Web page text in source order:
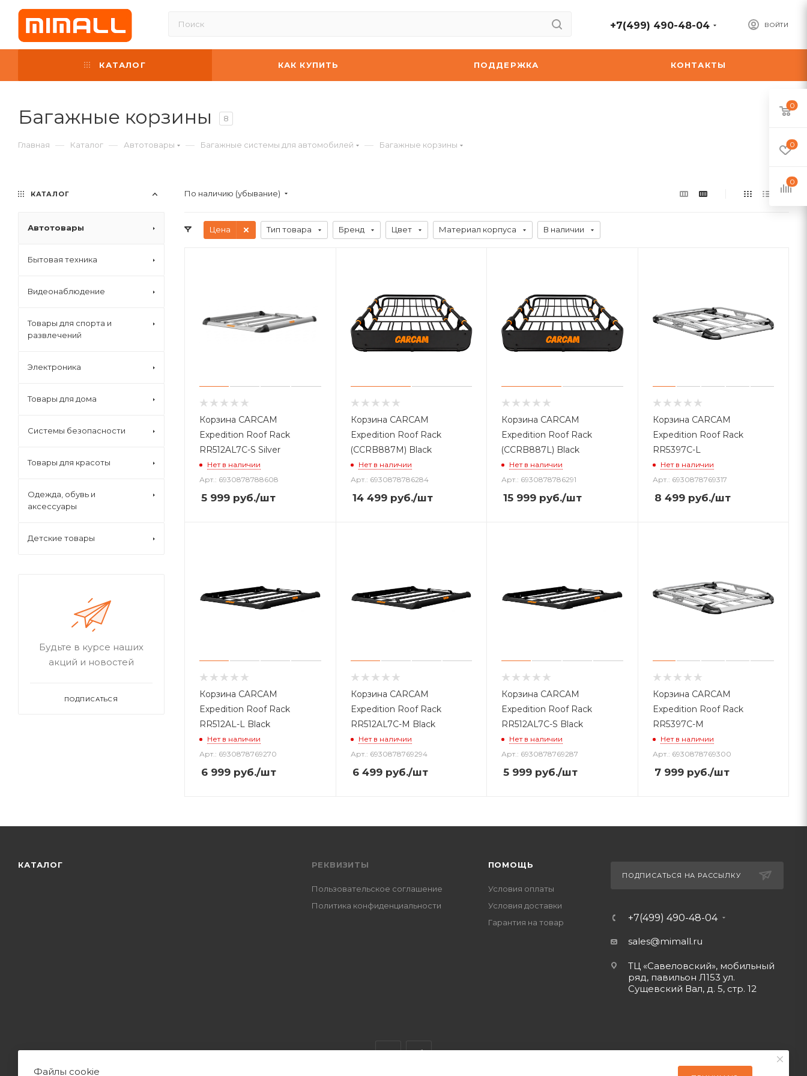
ВОЙТИ
+7(499) 490-48-04
КАТАЛОГ КАК КУПИТЬ ПОДДЕРЖКА КОНТАКТЫ
Багажные корзины 8
Главная — Каталог — Автотовары — Багажные системы для автомобилей — Багажные корзины
По наличию (убывание)
Цена Тип товара Бренд Цвет Материал корпуса В наличии
Корзина CARCAM
Expedition Roof Rack
RR512AL7C-S Silver
Нет в наличии
Арт.: 6930878788608
5 999 руб./шт
Корзина CARCAM
Expedition Roof Rack
(ССRB887M) Black
Нет в наличии
Арт.: 6930878786284
14 499руб./шт
Корзина CARCAM
Expedition Roof Rack
(ССRB887L) Black
Нет в наличии
Арт.: 6930878786291
15 999 руб./шт
Корзина CARCAM
Expedition Roof Rack
RR5397C-L
Нет в наличии
Арт.: 6930878769317
8 499руб./шт
Корзина CARCAM
Expedition Roof Rack
RR512AL-L Black
Нет в наличии
Арт.: 6930878769270
6 999 руб./шт
Корзина CARCAM
Expedition Roof Rack
RR512AL7C-M Black
Нет в наличии
Арт.: 6930878769294
6 499руб./шт
Корзина CARCAM
Expedition Roof Rack
RR512AL7C-S Black
Нет в наличии
Арт.: 6930878769287
5 999 руб./шт
Корзина CARCAM
Expedition Roof Rack
RR5397C-M
Нет в наличии
Арт.: 6930878769300
7 999руб./шт
КАТАЛОГ
Автотовары
Бытовая техника
Видеонаблюдение
Товары для спорта и
развлечений
Электроника
Товары для дома
Системы безопасности
Товары для красоты
Одежда, обувь и
аксессуары
Детские товары
Будьте в курсе наших
акций и новостей
ПОДПИСАТЬСЯ
КАТАЛОГ РЕКВИЗИТЫ
Пользовательское соглашение
Политика конфиденциальности
ПОМОЩЬ
Условия оплаты
Условия доставки
Гарантия на товар
ПОДПИСАТЬСЯ НА РАССЫЛКУ
+7(499) 490-48-04
sales@mimall.ru
ТЦ «Савеловский», мобильный
ряд, павильон Л153 ул.
Сущевский Вал, д. 5, стр. 12
0
0
0
Файлы cookie